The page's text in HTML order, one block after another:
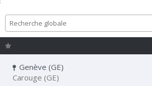
Recherche globale
Genève (GE)
Carouge (GE)